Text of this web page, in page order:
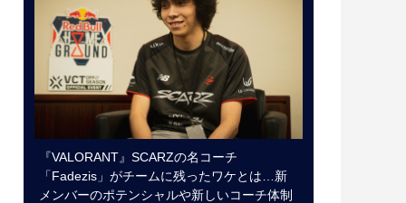
『VALORANT』SCARZの名コーチ
「Fadezis」がチームに残ったワケとは…新
メンバーのポテンシャルや新しいコーチ体制